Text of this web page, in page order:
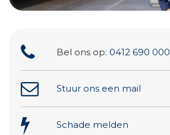
Bel ons op: 0412 690 000
Stuur ons een mail
Schade melden